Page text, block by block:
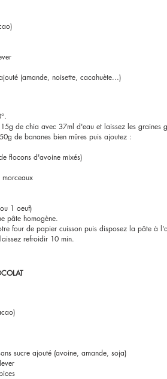
(amande, noisette, cacahuète...)
de chia avec 37ml d'eau et laissez les graines
de bananes bien mûres puis ajoutez :
flocons d'avoine mixés)
1 oeuf)
pâte homogène.
four de papier cuisson puis disposez la pâte à
refroidir 10 min.
sucre ajouté (avoine, amande, soja)